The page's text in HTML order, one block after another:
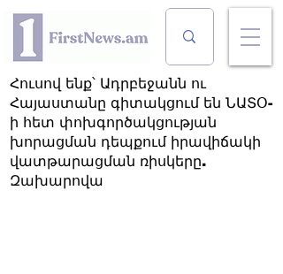
Հուսով ենք՝ Ադրբեջանն ու
Հայաստանը գիտակցում են ՆԱՏՕ-
ի հետ փոխգործակցության
խորացման դեպքում իրավիճակի
վատթարացման ռիսկերը.
Զախարովա